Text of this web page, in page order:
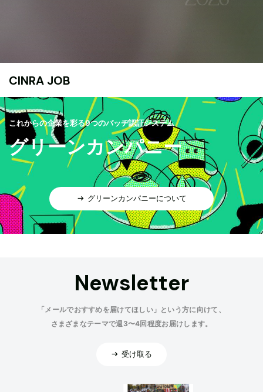
CINRA JOB
これからの企業を彩る9つのバッヂ認証システム
グリーンカンパニー
グリーンカンパニーについて
Newsletter
「メールでおすすめを届けてほしい」という方に向けて、
さまざまなテーマで週3〜4回程度お届けします。
受け取る